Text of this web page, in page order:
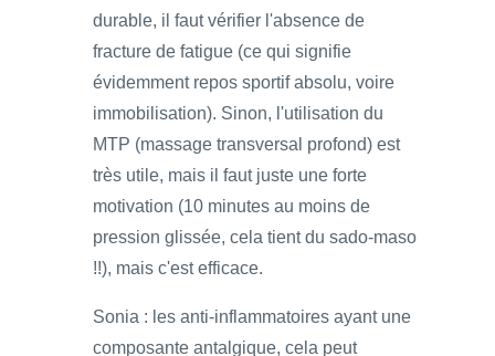
durable, il faut vérifier l'absence de
fracture de fatigue (ce qui signifie
évidemment repos sportif absolu, voire
immobilisation). Sinon, l'utilisation du
MTP (massage transversal profond) est
très utile, mais il faut juste une forte
motivation (10 minutes au moins de
pression glissée, cela tient du sado-maso
!!), mais c'est efficace.
Sonia : les anti-inflammatoires ayant une
composante antalgique, cela peut